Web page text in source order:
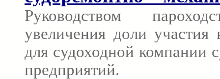
Руководством
увеличения доли
для судоходной компании
предприятий.